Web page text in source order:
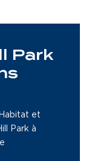
Park
et
Park à